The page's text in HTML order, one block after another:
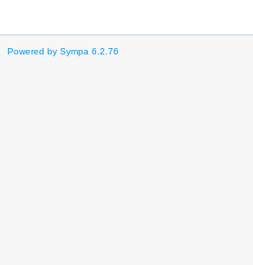
Powered by Sympa 6.2.76